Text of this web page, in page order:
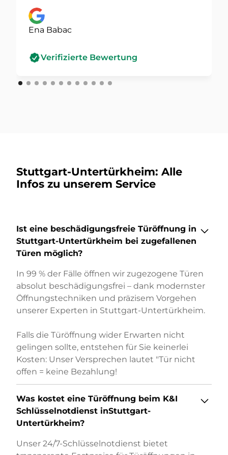
Ena Babac
Verifizierte Bewertung
Stuttgart-Untertürkheim: Alle
Infos zu unserem Service
Ist eine beschädigungsfreie Türöffnung in
Stuttgart-Untertürkheim bei zugefallenen
Türen möglich?
In 99 % der Fälle öffnen wir zugezogene Türen
absolut beschädigungsfrei – dank modernster
Öffnungstechniken und präzisem Vorgehen
unserer Experten in Stuttgart-Untertürkheim.
Falls die Türöffnung wider Erwarten nicht
gelingen sollte, entstehen für Sie keinerlei
Kosten: Unser Versprechen lautet "Tür nicht
offen = keine Bezahlung!
Was kostet eine Türöffnung beim K&I
Schlüsselnotdienst inStuttgart-
Untertürkheim?
Unser 24/7-Schlüsselnotdienst bietet